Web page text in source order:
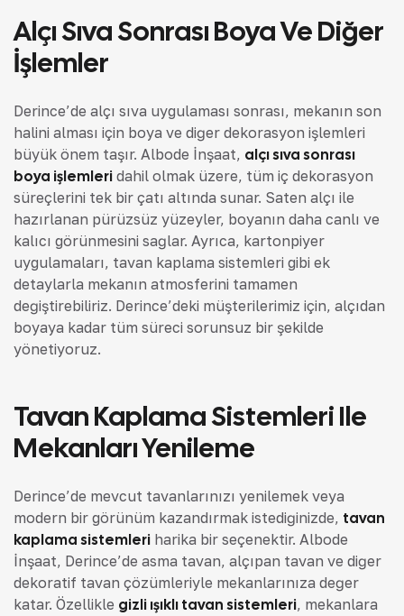
Alçı Sıva Sonrası Boya Ve Diğer
İşlemler
Derince’de alçı sıva uygulaması sonrası, mekanın son
halini alması için boya ve diğer dekorasyon işlemleri
büyük önem taşır. Albode İnşaat, alçı sıva sonrası
boya işlemleri dahil olmak üzere, tüm iç dekorasyon
süreçlerini tek bir çatı altında sunar. Saten alçı ile
hazırlanan pürüzsüz yüzeyler, boyanın daha canlı ve
kalıcı görünmesini sağlar. Ayrıca, kartonpiyer
uygulamaları, tavan kaplama sistemleri gibi ek
detaylarla mekanın atmosferini tamamen
değiştirebiliriz. Derince’deki müşterilerimiz için, alçıdan
boyaya kadar tüm süreci sorunsuz bir şekilde
yönetiyoruz.
Tavan Kaplama Sistemleri Ile
Mekanları Yenileme
Derince’de mevcut tavanlarınızı yenilemek veya
modern bir görünüm kazandırmak istediğinizde, tavan
kaplama sistemleri harika bir seçenektir. Albode
İnşaat, Derince’de asma tavan, alçıpan tavan ve diğer
dekoratif tavan çözümleriyle mekanlarınıza değer
katar. Özellikle gizli ışıklı tavan sistemleri, mekanlara